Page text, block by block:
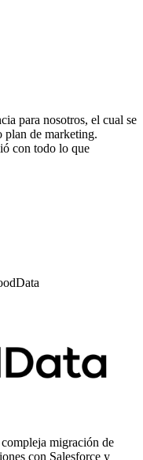
para nosotros, el cual se
plan de marketing.
con todo lo que
migración de
con Salesforce y